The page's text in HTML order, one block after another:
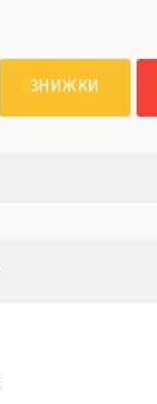
ЗНИЖКИ